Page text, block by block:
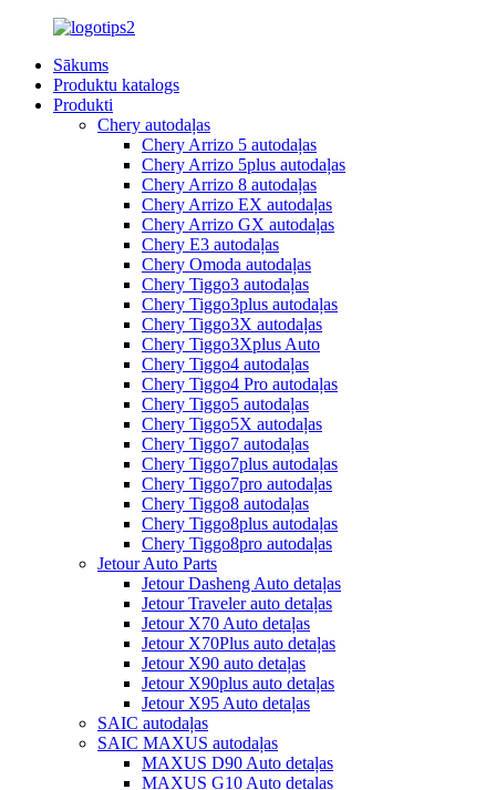
Sākums
Produktu katalogs
Produkti
Chery autodaļas
Chery Arrizo 5 autodaļas
Chery Arrizo 5plus autodaļas
Chery Arrizo 8 autodaļas
Chery Arrizo EX autodaļas
Chery Arrizo GX autodaļas
Chery E3 autodaļas
Chery Omoda autodaļas
Chery Tiggo3 autodaļas
Chery Tiggo3plus autodaļas
Chery Tiggo3X autodaļas
Chery Tiggo3Xplus Auto
Chery Tiggo4 autodaļas
Chery Tiggo4 Pro autodaļas
Chery Tiggo5 autodaļas
Chery Tiggo5X autodaļas
Chery Tiggo7 autodaļas
Chery Tiggo7plus autodaļas
Chery Tiggo7pro autodaļas
Chery Tiggo8 autodaļas
Chery Tiggo8plus autodaļas
Chery Tiggo8pro autodaļas
Jetour Auto Parts
Jetour Dasheng Auto detaļas
Jetour Traveler auto detaļas
Jetour X70 Auto detaļas
Jetour X70Plus auto detaļas
Jetour X90 auto detaļas
Jetour X90plus auto detaļas
Jetour X95 Auto detaļas
SAIC autodaļas
SAIC MAXUS autodaļas
MAXUS D90 Auto detaļas
MAXUS G10 Auto detaļas